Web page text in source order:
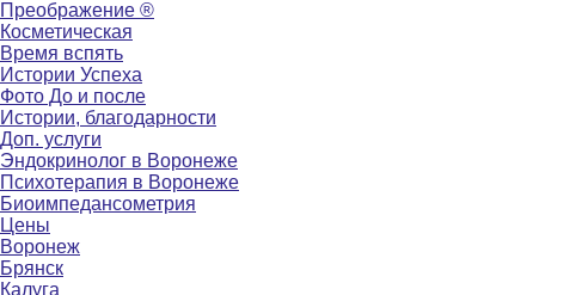
Преображение ®
Косметическая
Время вспять
Истории Успеха
Фото До и после
Истории, благодарности
Доп. услуги
Эндокринолог в Воронеже
Психотерапия в Воронеже
Биоимпедансометрия
Цены
Воронеж
Брянск
Калуга